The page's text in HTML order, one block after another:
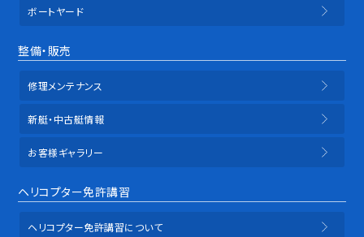
ボートヤード
整備・販売
修理メンテナンス
新艇・中古艇情報
お客様ギャラリー
ヘリコプター免許講習
ヘリコプター免許講習について